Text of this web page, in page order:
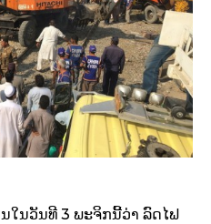
ໃນວັນທີ 3 ພະຈິກນີ້ວ່າ ລົດໄຟ